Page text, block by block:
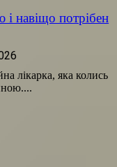
і навіщо потрібен
лікарка, яка колись